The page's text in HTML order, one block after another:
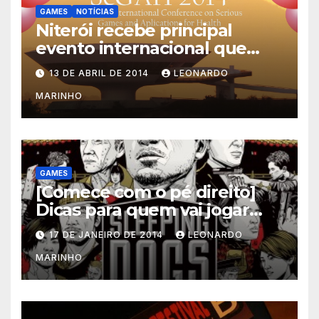
GAMES NOTÍCIAS
Niterói recebe principal
evento internacional que
mescla saúde e jogos
13 DE ABRIL DE 2014 LEONARDO
MARINHO
GAMES
[Comece com o pé direito]
Dicas para quem vai jogar
Sleeping Dogs
17 DE JANEIRO DE 2014 LEONARDO
MARINHO